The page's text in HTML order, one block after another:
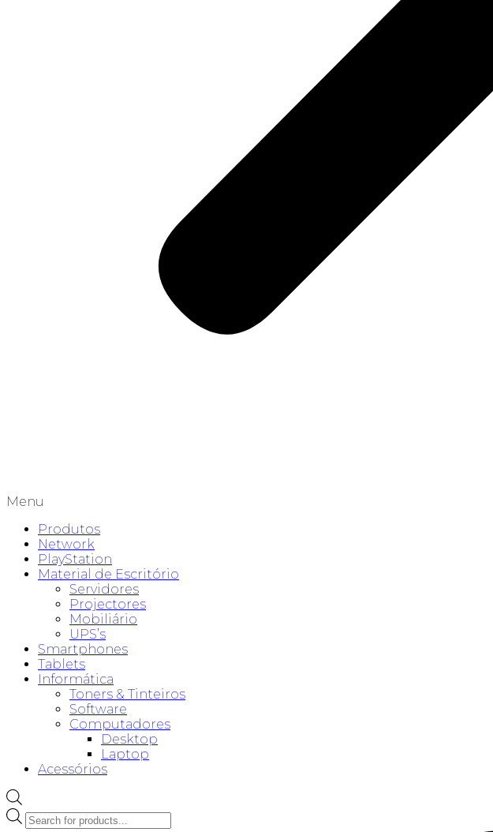
Menu
Produtos
Network
PlayStation
Material de Escritório
Servidores
Projectores
Mobiliário
UPS’s
Smartphones
Tablets
Informática
Toners & Tinteiros
Software
Computadores
Desktop
Laptop
Acessórios
Products